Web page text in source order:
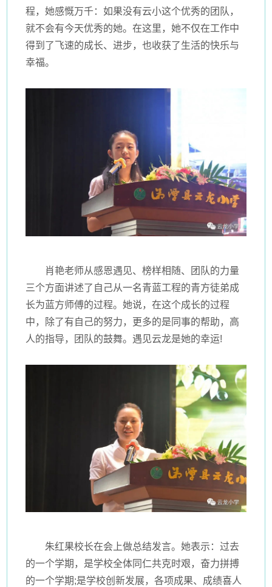
程，她感慨万千：如果没有云小这个优秀的团队，
就不会有今天优秀的她。在这里，她不仅在工作中
得到了飞速的成长、进步，也收获了生活的快乐与
幸福。
肖艳老师从感恩遇见、榜样相随、团队的力量
三个方面讲述了自己从一名青蓝工程的青方徒弟成
长为蓝方师傅的过程。她说，在这个成长的过程
中，除了有自己的努力，更多的是同事的帮助，高
人的指导，团队的鼓舞。遇见云龙是她的幸运!
朱红果校长在会上做总结发言。她表示：过去
的一个学期，是学校全体同仁共克时艰，奋力拼搏
的一个学期;是学校创新发展，各项成果、成绩喜人